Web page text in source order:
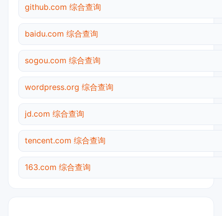
github.com 综合查询
baidu.com 综合查询
sogou.com 综合查询
wordpress.org 综合查询
jd.com 综合查询
tencent.com 综合查询
163.com 综合查询